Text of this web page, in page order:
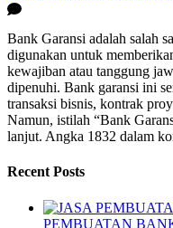
Bank Garansi adalah salah
digunakan untuk
kewajiban atau tanggung
dipenuhi. Bank garansi ini
transaksi bisnis, kontrak
Namun, istilah “Bank
lanjut. Angka 1832 dalam
Recent Posts
PEMBUATAN